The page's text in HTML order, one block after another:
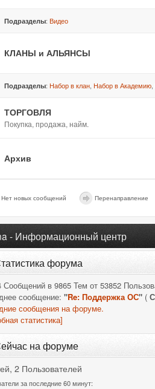
Подразделы: Видео
КЛАНЫ и АЛЬЯНСЫ
Подразделы: Набор в клан Набор в Академию
ТОРГОВЛЯ
Покупка, продажа, найм.
Архив
Нет новых сообщений Перенаправление
- Информационный центр
форума
Сообщений в 9865 Тем от 53852
сообщение: "Re: Поддержка ОС"(
сообщения на форуме.
статистика]
на форуме
2 Пользователей
за последние 60 минут: